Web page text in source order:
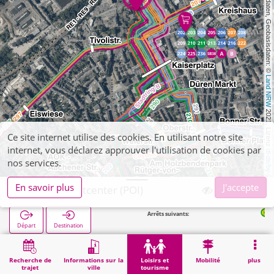
, Kartendaten, Geobasisdaten: ©
Land NRW
2021, Lizenz
dl-de/by-2-0
Recherche de
trajet
Informations sur la
ville
Loisirs et
tourisme
Mobilité plus
Düren, Stadtcenter (POI)
Départ Destination
Düren StadtCenter
Démarrage Loisirs et tourisme Düren, Stadtcenter (POI)
Ce site internet utilise des cookies. En utilisant notre site
internet, vous déclarez approuver l'utilisation de cookies par
nos services.
En savoir plus
J'accepte